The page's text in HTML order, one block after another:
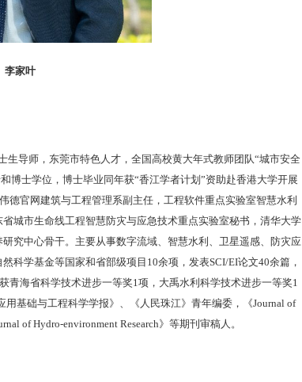
李家叶
生导师，东莞市特色人才，全国高校黄大年式教师团队“城市安全
博士学位，博士毕业同年获“香江学者计划”资助赴香港大学开展
德官网建筑与工程管理系副主任，工程软件重点实验室智慧水利
城市生命线工程智慧防灾与应急技术重点实验室秘书，清华大学
究中心骨干。主要从事数字流域、智慧水利、卫星遥感、防灾应
科学基金等国家和省部级项目 10余项，发表SCI/EI论文40余篇，
青海省科学技术进步一等奖1项，大禹水利科学技术进步一等奖1
用基础与工程科学学报》、《人民珠江》青年编委，《Journal of
of Hydro-environment Research》等期刊审稿人。